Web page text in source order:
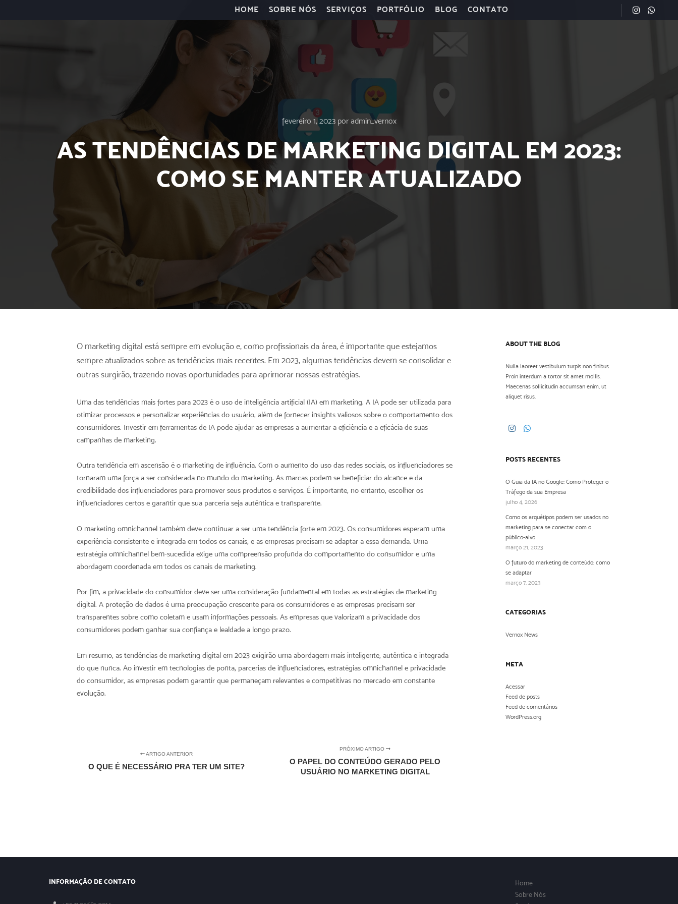
HOME SOBRE NÓS SERVIÇOS PORTFÓLIO BLOG CONTATO
fevereiro 1, 2023por admin_vernox
AS TENDÊNCIAS DE MARKETING DIGITAL EM 2023:
COMO SE MANTER ATUALIZADO
O marketing digital está sempre em evolução e, como profissionais da área, é importante que estejamos
sempre atualizados sobre as tendências mais recentes. Em 2023, algumas tendências devem se consolidar e
outras surgirão, trazendo novas oportunidades para aprimorar nossas estratégias.
Uma das tendências mais fortes para 2023 é o uso de inteligência artificial (IA) em marketing. A IA pode ser utilizada para
otimizar processos e personalizar experiências do usuário, além de fornecer insights valiosos sobre o comportamento dos
consumidores. Investir em ferramentas de IA pode ajudar as empresas a aumentar a eficiência e a eficácia de suas
campanhas de marketing.
Outra tendência em ascensão é o marketing de influência. Com o aumento do uso das redes sociais, os influenciadores se
tornaram uma força a ser considerada no mundo do marketing. As marcas podem se beneficiar do alcance e da
credibilidade dos influenciadores para promover seus produtos e serviços. É importante, no entanto, escolher os
influenciadores certos e garantir que sua parceria seja autêntica e transparente.
O marketing omnichannel também deve continuar a ser uma tendência forte em 2023. Os consumidores esperam uma
experiência consistente e integrada em todos os canais, e as empresas precisam se adaptar a essa demanda. Uma
estratégia omnichannel bem-sucedida exige uma compreensão profunda do comportamento do consumidor e uma
abordagem coordenada em todos os canais de marketing.
Por fim, a privacidade do consumidor deve ser uma consideração fundamental em todas as estratégias de marketing
digital. A proteção de dados é uma preocupação crescente para os consumidores e as empresas precisam ser
transparentes sobre como coletam e usam informações pessoais. As empresas que valorizam a privacidade dos
consumidores podem ganhar sua confiança e lealdade a longo prazo.
Em resumo, as tendências de marketing digital em 2023 exigirão uma abordagem mais inteligente, autêntica e integrada
do que nunca. Ao investir em tecnologias de ponta, parcerias de influenciadores, estratégias omnichannel e privacidade
do consumidor, as empresas podem garantir que permaneçam relevantes e competitivas no mercado em constante
evolução.
ARTIGO ANTERIOR
O QUE É NECESSÁRIO PRA TER UM SITE?
PRÓXIMO ARTIGO
O PAPEL DO CONTEÚDO GERADO PELO
USUÁRIO NO MARKETING DIGITAL
ABOUT THE BLOG
Nulla laoreet vestibulum turpis non finibus.
Proin interdum a tortor sit amet mollis.
Maecenas sollicitudin accumsan enim, ut
aliquet risus.
POSTS RECENTES
O Guia da IA no Google: Como Proteger o
Tráfego da sua Empresa
julho 4, 2026
Como os arquétipos podem ser usados no
marketing para se conectar com o
público-alvo
março 21, 2023
O futuro do marketing de conteúdo: como
se adaptar
março 7, 2023
CATEGORIAS
Vernox News
META
Acessar
Feed de posts
Feed de comentários
WordPress.org
INFORMAÇÃO DE CONTATO
Home
Sobre Nós